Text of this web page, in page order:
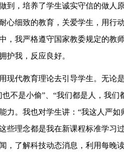
到，培养了学生诚实守信的做人
心细致的教育，关爱学生，用行
，我严格遵守国家教委规定的教
护我，反应良好。
现代教育理论去引导学生。无论
不是小偷”、“我们都是人，我
力。我也对学生讲：“我这人严
些理念都是我在新课程标准学习
，了解科技动态消息，利用每晚